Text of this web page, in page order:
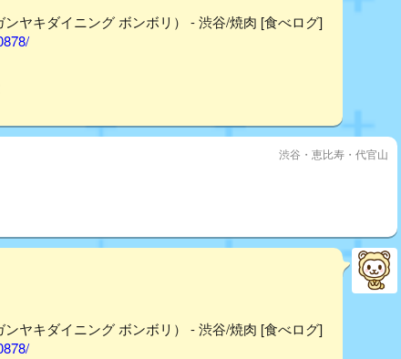
ヤキダイニング ボンボリ） - 渋谷/焼肉 [食べログ]
渋谷・恵比寿・代官山
ヤキダイニング ボンボリ） - 渋谷/焼肉 [食べログ]